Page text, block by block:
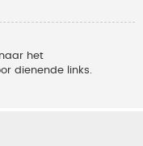
het
dienende links.